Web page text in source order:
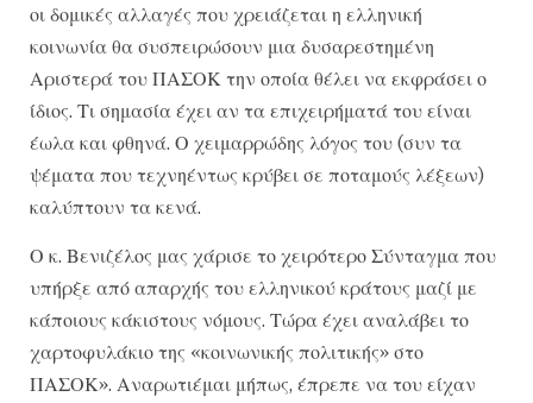
οι δομικές αλλαγές που χρειάζεται η ελληνική
κοινωνία θα συσπειρώσουν μια δυσαρεστημένη
Αριστερά του ΠΑΣΟΚ την οποία θέλει να εκφράσει ο
ίδιος. Τι σημασία έχει αν τα επιχειρήματά του είναι
έωλα και φθηνά. Ο χειμαρρώδης λόγος του (συν τα
ψέματα που τεχνηέντως κρύβει σε ποταμούς λέξεων)
καλύπτουν τα κενά.
Ο κ. Βενιζέλος μας χάρισε το χειρότερο Σύνταγμα που
υπήρξε από απαρχής του ελληνικού κράτους μαζί με
κάποιους κάκιστους νόμους. Τώρα έχει αναλάβει το
χαρτοφυλάκιο της «κοινωνικής πολιτικής» στο
ΠΑΣΟΚ». Αναρωτιέμαι μήπως, έπρεπε να του είχαν